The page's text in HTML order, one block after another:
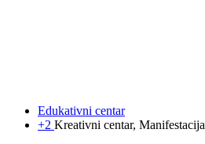
Edukativni centar
+2 Kreativni centar, Manifestacija